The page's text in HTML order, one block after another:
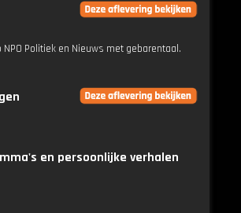
Politiek en Nieuws met gebarentaal.
en persoonlijke verhalen